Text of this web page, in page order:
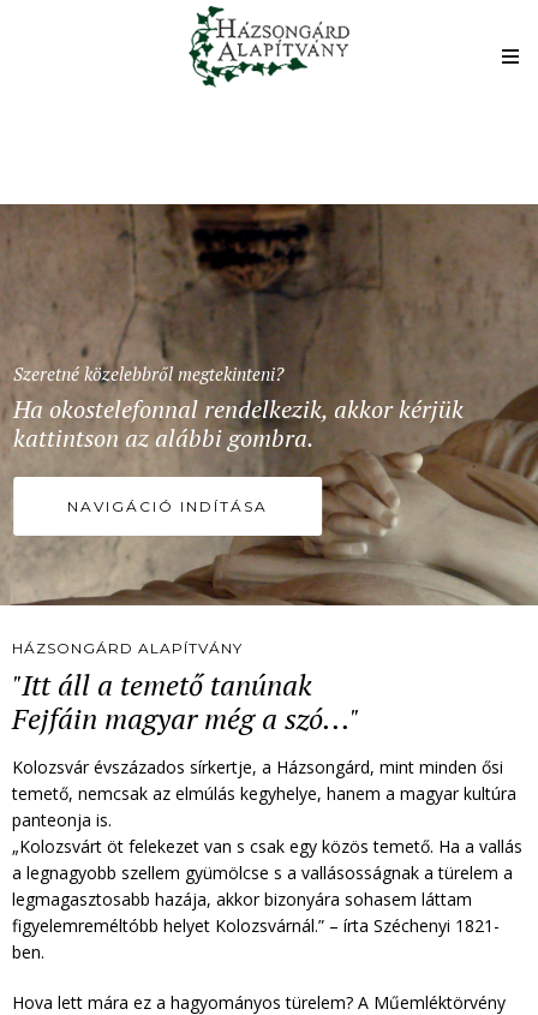
Szeretné közelebbről megtekinteni?
Ha okostelefonnal rendelkezik, akkor kérjük
kattintson az alábbi gombra.
NAVIGÁCIÓ INDÍTÁSA
HÁZSONGÁRD ALAPÍTVÁNY
"Itt áll a temető tanúnak
Fejfáin magyar még a szó..."
Kolozsvár évszázados sírkertje, a Házsongárd, mint minden ősi
temető, nemcsak az elmúlás kegyhelye, hanem a magyar kultúra
panteonja is.
„Kolozsvárt öt felekezet van s csak egy közös temető. Ha a vallás
a legnagyobb szellem gyümölcse s a vallásosságnak a türelem a
legmagasztosabb hazája, akkor bizonyára sohasem láttam
figyelemreméltóbb helyet Kolozsvárnál.” – írta Széchenyi 1821-
ben.
Hova lett mára ez a hagyományos türelem? A Műemléktörvény